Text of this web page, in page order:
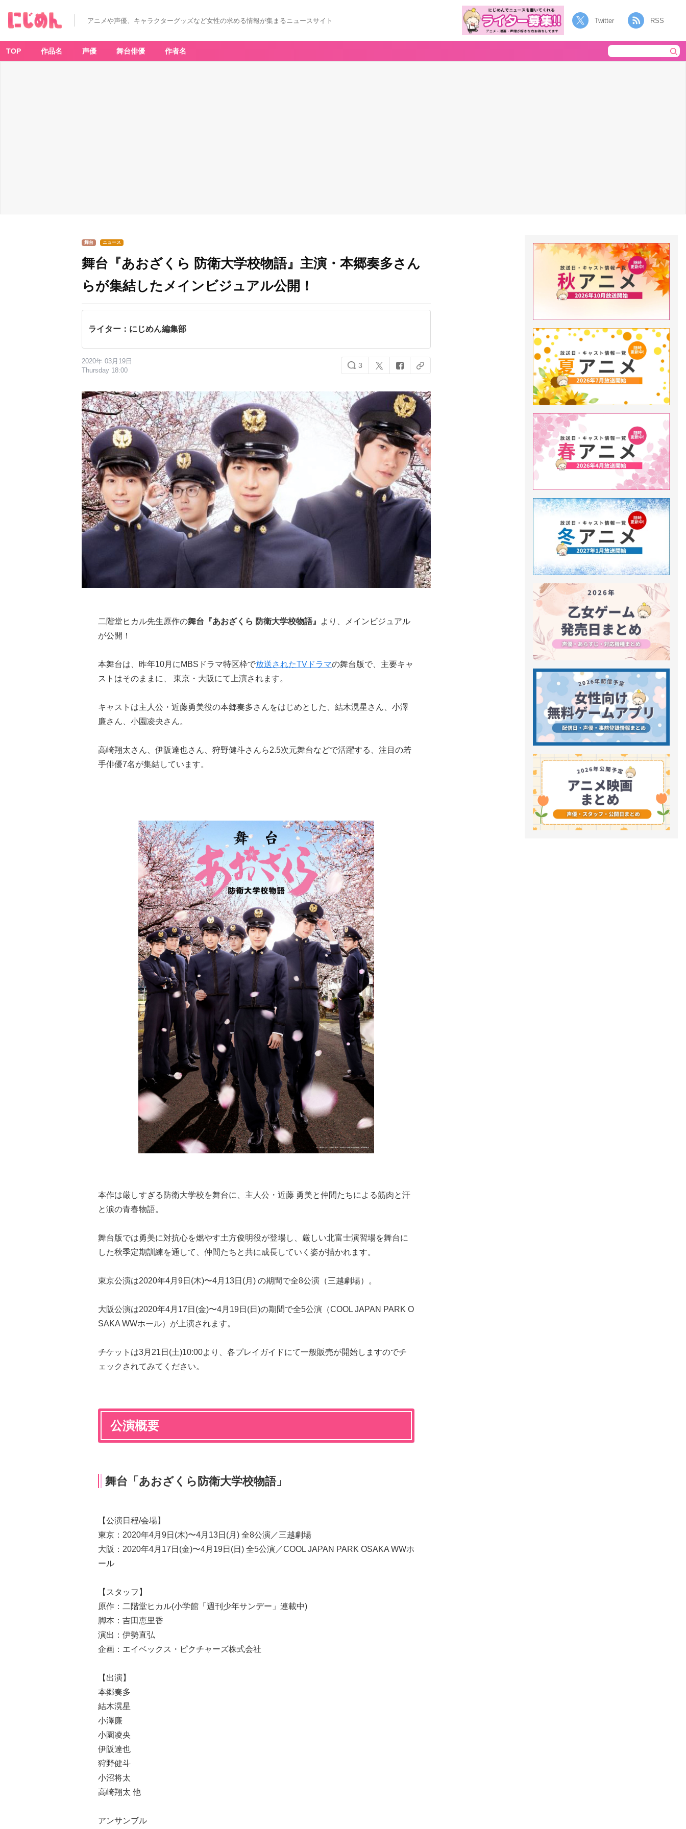
アニメや声優、キャラクターグッズなど女性の求める情報が集まるニュースサイト Twitter RSS
TOP 作品名 声優 舞台俳優 作者名
舞台 ニュース
舞台『あおざくら 防衛大学校物語』主演・本郷奏多さん
らが集結したメインビジュアル公開！
ライター：にじめん編集部
2020年 03月19日
Thursday 18:00
3
二階堂ヒカル先生原作の舞台『あおざくら 防衛大学校物語』
より、メインビジュアル
が公開！
本舞台は、昨年10月にMBSドラマ特区枠で放送されたTVドラマの舞台版で、主要キャ
ストはそのままに、 東京・大阪にて上演されます。
キャストは主人公・近藤勇美役の本郷奏多さんをはじめとした、結木滉星さん、小澤
廉さん、小園凌央さん。
高崎翔太さん、伊阪達也さん、狩野健斗さんら2.5次元舞台などで活躍する、注目の若
手俳優7名が集結しています。
本作は厳しすぎる防衛大学校を舞台に、主人公・近藤 勇美と仲間たちによる筋肉と汗
と涙の青春物語。
舞台版では勇美に対抗心を燃やす土方俊明役が登場し、厳しい北富士演習場を舞台に
した秋季定期訓練を通して、仲間たちと共に成長していく姿が描かれます。
東京公演は2020年4月9日(木)〜4月13日(月) の期間で全8公演（三越劇場）。
大阪公演は2020年4月17日(金)〜4月19日(日)の期間で全5公演（COOL JAPAN PARK O
SAKA WWホール）が上演されます。
チケットは3月21日(土)10:00より、各プレイガイドにて一般販売が開始しますのでチ
ェックされてみてください。
公演概要
舞台「あおざくら防衛大学校物語」
【公演日程/会場】
東京：2020年4月9日(木)〜4月13日(月) 全8公演／三越劇場
大阪：2020年4月17日(金)〜4月19日(日) 全5公演／COOL JAPAN PARK OSAKA WWホ
ール
【スタッフ】
原作：二階堂ヒカル(小学館「週刊少年サンデー」連載中)
脚本：吉田恵里香
演出：伊勢直弘
企画：エイベックス・ピクチャーズ株式会社
【出演】
本郷奏多
結木滉星
小澤廉
小園凌央
伊阪達也
狩野健斗
小沼将太
高崎翔太 他
アンサンブル